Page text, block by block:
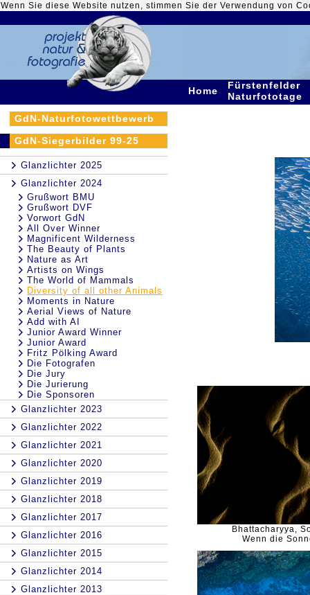
Wenn Sie diese Website nutzen, stimmen Sie der Verwendung von
Home
Fürstenfelder
Naturfototage
GdN-Naturfotowettbewerb
GdN-Siegerbilder 99-25
Glanzlichter 2025
Glanzlichter 2024
Grußwort BMU
Grußwort DVF
Vorwort GdN
All Over Winner
Magnificent Wilderness
The Beauty of Plants
Nature as Art
Artists on Wings
The World of Mammals
Diversity of all other Animals
Moments in Nature
Aerial Views of Nature
Add with AI
Junior Award Winner
Junior Award
Fritz Pölking Award
Die Fotografen
Die Jury
Die Jurierung
Die Sponsoren
Glanzlichter 2023
Glanzlichter 2022
Glanzlichter 2021
Glanzlichter 2020
Glanzlichter 2019
Glanzlichter 2018
Glanzlichter 2017
Glanzlichter 2016
Glanzlichter 2015
Glanzlichter 2014
Glanzlichter 2013
Bhattacharyya,
Wenn die